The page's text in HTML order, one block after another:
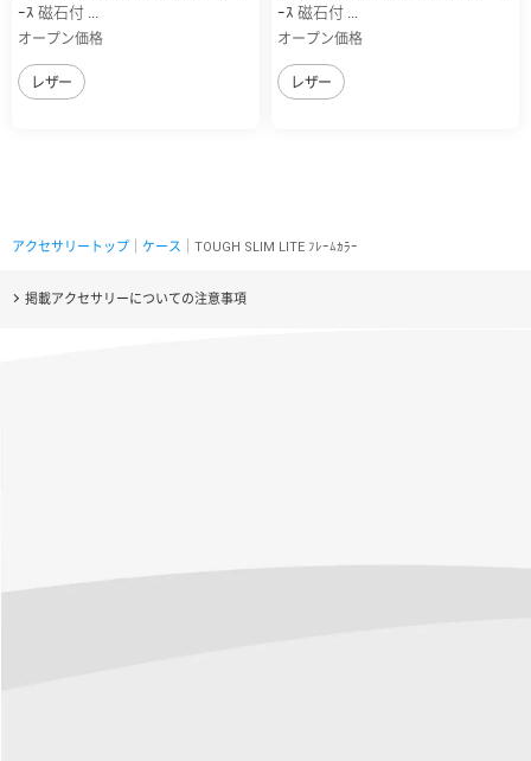
ｰｽ 磁石付 ...
オープン価格
レザー
ｰｽ 磁石付 ...
オープン価格
レザー
アクセサリートップ ケース ｜TOUGH SLIM LITE ﾌﾚｰﾑｶﾗｰ
掲載アクセサリーについての注意事項